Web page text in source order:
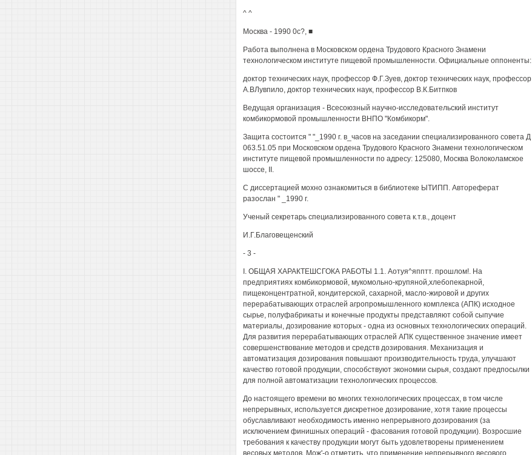
^ ^
Москва - 1990 0с?, ■
Работа выполнена в Московском ордена Трудового Красного Знамени
технологическом институте пищевой промышленности. Официальные оппоненты:
доктор технических наук, профессор Ф.Г.Зуев, доктор технических наук, профессор
А.ВЛувпило, доктор технических наук, профессор В.К.Битпков
Ведущая организация - Всесоюзный научно-исследовательский институт
комбикормовой промышленности ВНПО "Комбикорм".
Защита состоится " "_1990 г. в_часов на заседании специализированного совета Д
063.51.05 при Московском ордена Трудового Красного Знамени технологическом
институте пищевой промышленности по адресу: 125080, Москва Волоколамское
шоссе, II.
С диссертацией мохно ознакомиться в библиотеке ЫТИПП. Автореферат
разослан " _1990 г.
Ученый секретарь специализированного совета к.т.в., доцент
И.Г.Благовещенский
- 3 -
I. ОБЩАЯ ХАРАКТЕШСГОКА РАБОТЫ 1.1. Аотуя^япптт. прошлом!. На
предприятиях комбикормовой, мукомольно-крупяной,хлебопекарной,
пищеконцентратной, кондитерской, сахарной, масло-жировой и других
перерабатывающих отраслей агропромышленного комплекса (АПК) исходное
сырье, полуфабрикаты и конечные продукты представляют собой сыпучие
материалы, дозирование которых - одна из основных технологических операций.
Для развития перерабатывающих отраслей АПК существенное значение имеет
совершенствование методов и средств дозирования. Механизация и
автоматизация дозирования повышают производительность труда, улучшают
качество готовой продукции, способствуют экономии сырья, создают предпосылки
для полной автоматизации технологических процессов.
До настоящего времени во многих технологических процессах, в том числе
непрерывных, используется дискретное дозирование, хотя такие процессы
обуславливают необходимость именно непрерывного дозирования (за
исключением финишных операций - фасования готовой продукции). Возросшие
требования к качеству продукции могут быть удовлетворены применением
весовых методов. Мож'-о отметить, что применение непрерывного весового